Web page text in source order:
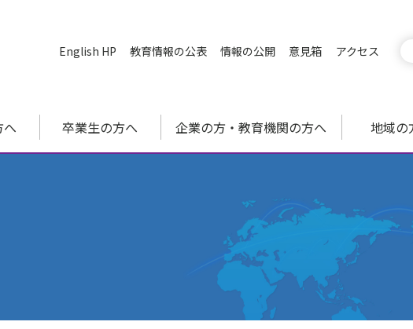
English HP 教育情報の公表 情報の公開 意見箱 アクセス
卒業生の方へ 企業の方・教育機関の方へ 地域の